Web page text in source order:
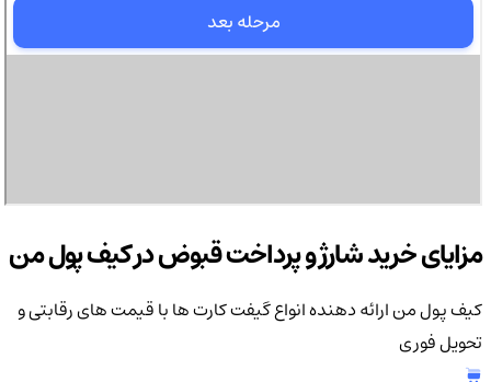
مزایای خرید شارژ و پرداخت قبوض در کیف پول من
کیف پول من ارائه دهنده انواع گیفت کارت ها با قیمت های رقابتی و
تحویل فوری